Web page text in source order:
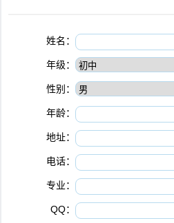
姓名：
年级：
性别：
年龄：
地址：
电话：
专业：
QQ：